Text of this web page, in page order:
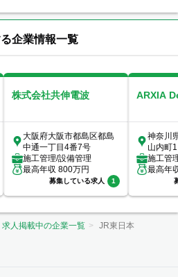
企業情報一覧
株式会社共伸電波
大阪府大阪市都島区都島
中通一丁目4番7号
施工管理/設備管理
最高年収 800万円
募集している求人 1
ARXIA
神奈川
山内町
室
施工管
最高年
求人掲載中の企業一覧 JR東日本